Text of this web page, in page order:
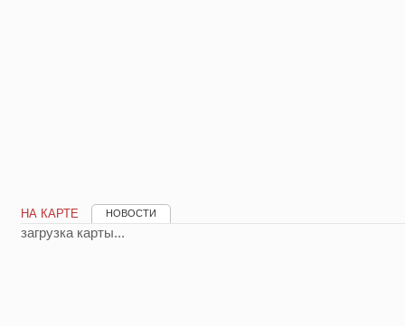
НА КАРТЕ НОВОСТИ
загрузка карты...